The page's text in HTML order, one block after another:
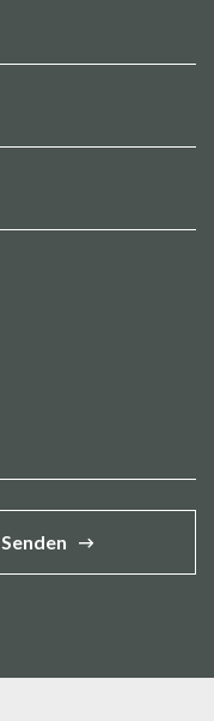
Senden